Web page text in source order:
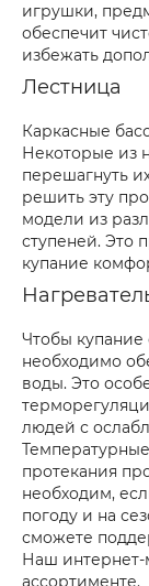
игрушки,
обеспечит
избежать
Лестница
Каркасные
Некоторые из
перешагнуть
решить эту
модели из
ступеней. Это
купание
Чтобы купание
необходимо
воды. Это
людей с
протекания
необходим,
погоду и на
сможете
Наш интернет-
ассортименте.